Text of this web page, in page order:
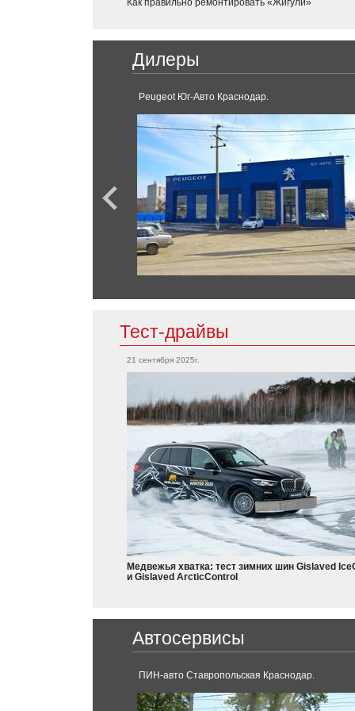
Camaro
Tahoe
Chrysler
488 GTB
E-Класс
GLC Coupe
SL-Класс
Mini
Cooper
Clubman
Countryman
Mitsubishi
Grandis
Eclipse
L200
Colt
Nissan
X-Trail
Teana
Juke
GT-R
X-Terra
Как правильно ремонтировать «Жигули»
Дилеры
Peugeot Юг-Авто Краснодар.
Тест-драйвы
21 сентября 2025г.
Медвежья хватка: тест зимних шин Gislaved
и Gislaved ArcticControl
Автосервисы
ПИН-авто Ставропольская Краснодар.